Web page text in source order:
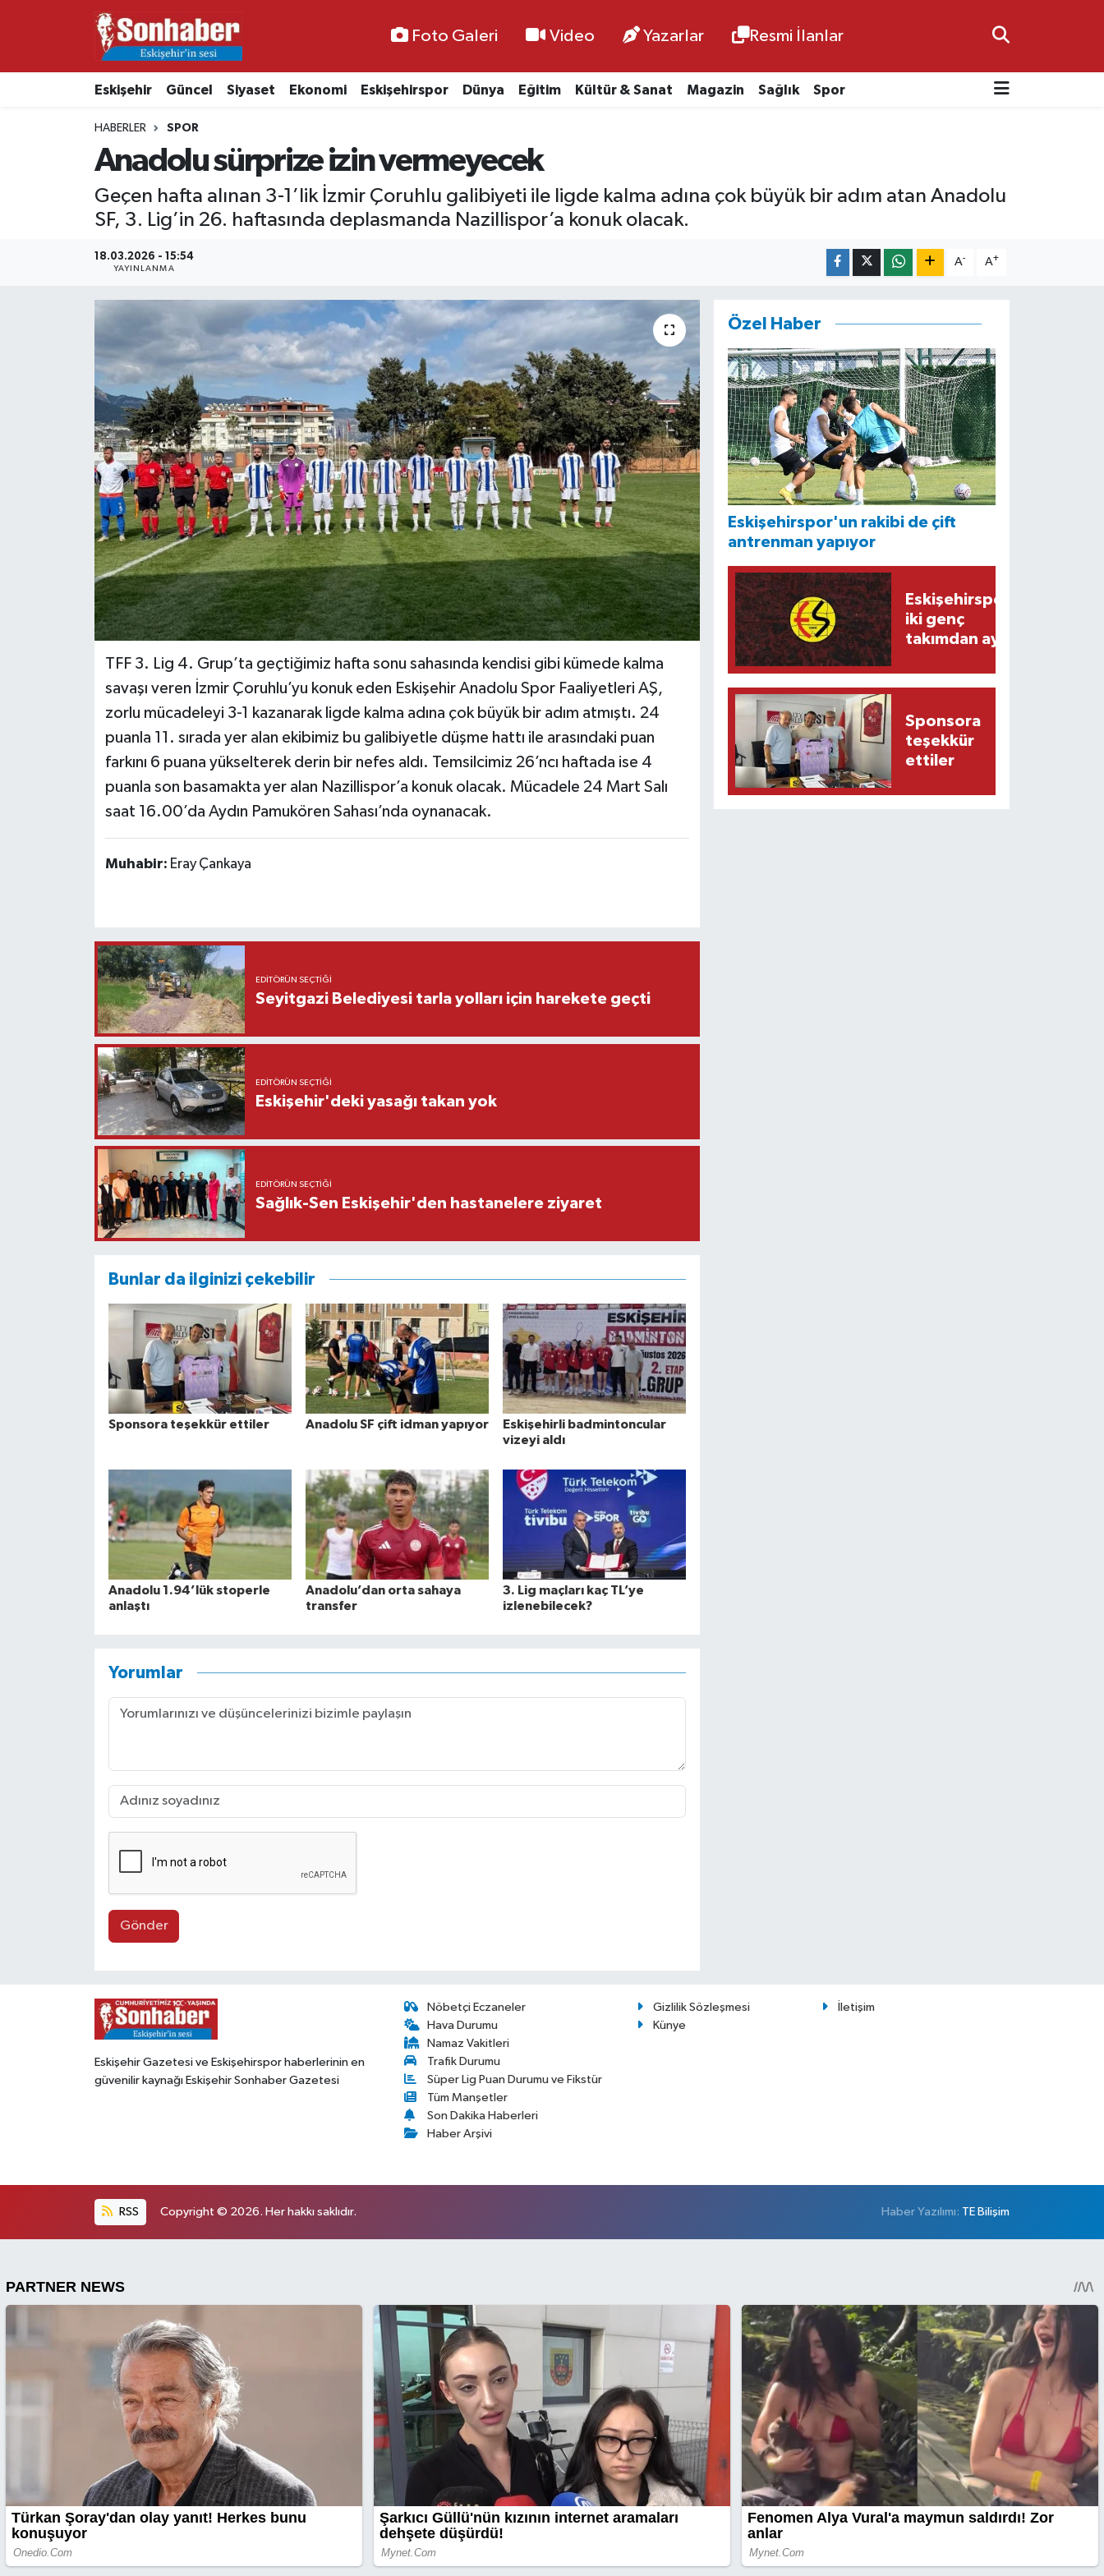
Foto Galeri Video Yazarlar Resmi İlanlar
Eskişehir Güncel Siyaset Ekonomi Eskişehirspor Dünya Eğitim Kültür & Sanat Magazin Sağlık Spor
HABERLER SPOR
Anadolu sürprize izin vermeyecek
Geçen hafta alınan 3-1’lik İzmir Çoruhlu galibiyeti ile ligde kalma adına çok büyük bir adım atan Anadolu
SF, 3. Lig’in 26. haftasında deplasmanda Nazillispor’a konuk olacak.
18.03.2026 - 15:54
YAYINLANMA
A- A+
TFF 3. Lig 4. Grup’ta geçtiğimiz hafta sonu sahasında kendisi gibi kümede kalma
savaşı veren İzmir Çoruhlu’yu konuk eden Eskişehir Anadolu Spor Faaliyetleri AŞ,
zorlu mücadeleyi 3-1 kazanarak ligde kalma adına çok büyük bir adım atmıştı. 24
puanla 11. sırada yer alan ekibimiz bu galibiyetle düşme hattı ile arasındaki puan
farkını 6 puana yükselterek derin bir nefes aldı. Temsilcimiz 26’ncı haftada ise 4
puanla son basamakta yer alan Nazillispor’a konuk olacak. Mücadele 24 Mart Salı
saat 16.00’da Aydın Pamukören Sahası’nda oynanacak.
Muhabir: Eray Çankaya
EDITÖRÜN SEÇTIĞI
Seyitgazi Belediyesi tarla yolları için harekete geçti
EDITÖRÜN SEÇTIĞI
Eskişehir'deki yasağı takan yok
EDITÖRÜN SEÇTIĞI
Sağlık-Sen Eskişehir'den hastanelere ziyaret
Bunlar da ilginizi çekebilir
Sponsora teşekkür ettiler Anadolu SF çift idman yapıyor
Eskişehirli badmintoncular
vizeyi aldı
Anadolu 1.94’lük stoperle
anlaştı
Anadolu’dan orta sahaya
transfer
3. Lig maçları kaç TL’ye
izlenebilecek?
Yorumlar
Gönder
Özel Haber
Eskişehirspor'un rakibi de çift
antrenman yapıyor
Eskişehirspor'da
iki genç
takımdan ayrıldı
Sponsora
teşekkür
ettiler
Eskişehir Gazetesi ve Eskişehirspor haberlerinin en
güvenilir kaynağı Eskişehir Sonhaber Gazetesi
Nöbetçi Eczaneler
Hava Durumu
Namaz Vakitleri
Trafik Durumu
Süper Lig Puan Durumu ve Fikstür
Tüm Manşetler
Son Dakika Haberleri
Haber Arşivi
Gizlilik Sözleşmesi
İletişim
Künye
RSS Copyright © 2026. Her hakkı saklıdır. Haber Yazılımı: TE Bilişim
Ekonomi
Kültür & Sanat
Siyaset
Nöbetçi Eczaneler
Namaz Vakitleri
Trafik Durumu
Süper Lig Puan Durumu ve Fikstür
Tüm Manşetler